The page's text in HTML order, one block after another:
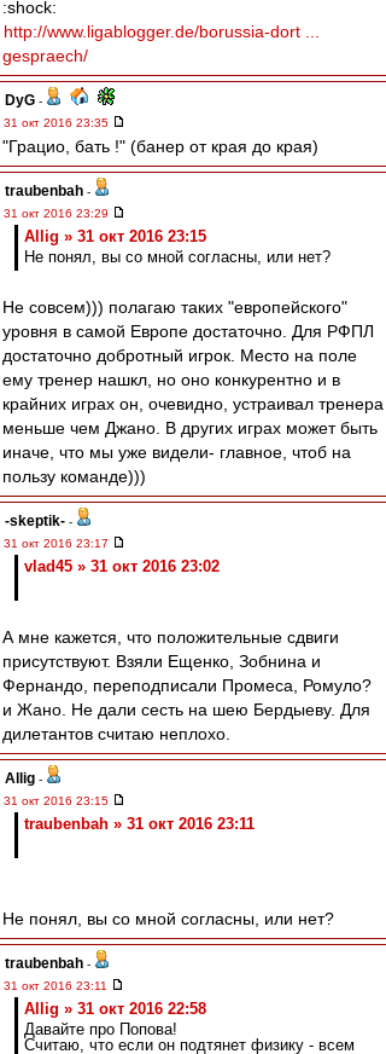
:shock:
http://www.ligablogger.de/borussia-dort ...
gespraech/
DyG -
31 окт 2016 23:35
"Грацио, бать !" (банер от края до края)
traubenbah -
31 окт 2016 23:29
Allig » 31 окт 2016 23:15
Не понял, вы со мной согласны, или нет?
Не совсем))) полагаю таких "европейского"
уровня в самой Европе достаточно. Для РФПЛ
достаточно добротный игрок. Место на поле
ему тренер нашкл, но оно конкурентно и в
крайних играх он, очевидно, устраивал тренера
меньше чем Джано. В других играх может быть
иначе, что мы уже видели- главное, чтоб на
пользу команде)))
-skeptik- -
31 окт 2016 23:17
vlad45 » 31 окт 2016 23:02
А мне кажется, что положительные сдвиги
присутствуют. Взяли Ещенко, Зобнина и
Фернандо, переподписали Промеса, Ромуло?
и Жано. Не дали сесть на шею Бердыеву. Для
дилетантов считаю неплохо.
Allig -
31 окт 2016 23:15
traubenbah » 31 окт 2016 23:11
Не понял, вы со мной согласны, или нет?
traubenbah -
31 окт 2016 23:11
Allig » 31 окт 2016 22:58
Давайте про Попова!
Считаю, что если он подтянет физику - всем